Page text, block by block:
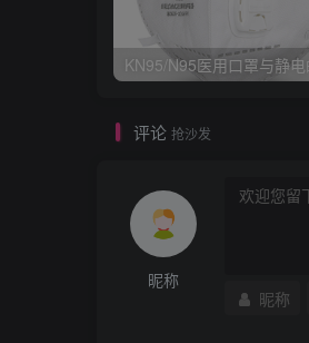
评论 抢沙发
昵称
昵称